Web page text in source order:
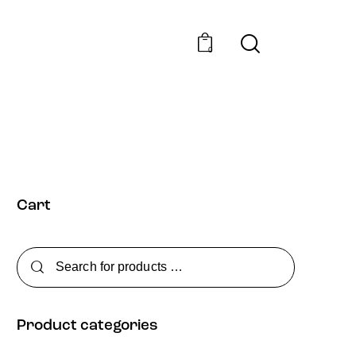
0
Cart
Product categories